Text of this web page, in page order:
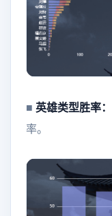
■ 英雄类型胜率：
率。